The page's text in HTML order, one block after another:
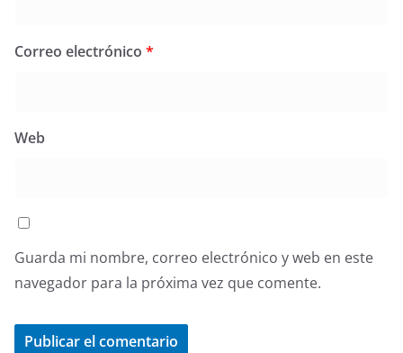
Correo electrónico *
Web
Guarda mi nombre, correo electrónico y web en este
navegador para la próxima vez que comente.